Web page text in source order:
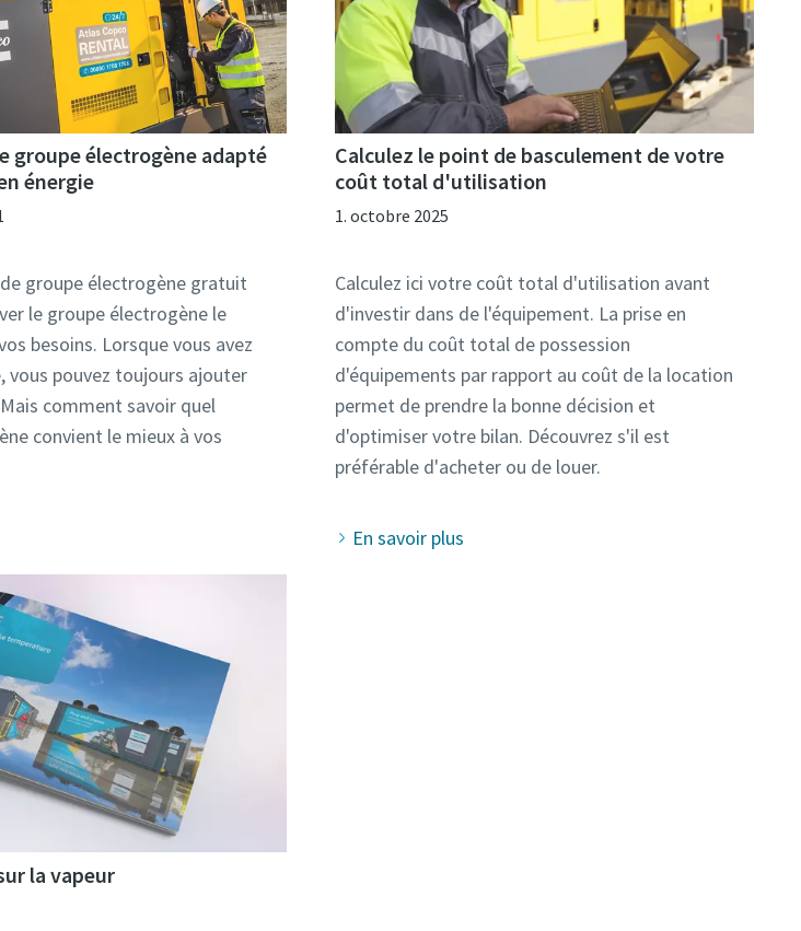
groupe électrogène adapté
énergie
groupe électrogène gratuit
le groupe électrogène le
besoins. Lorsque vous avez
vous pouvez toujours ajouter
comment savoir quel
convient le mieux à vos
Calculez le point de basculement de votre
coût total d'utilisation
1. octobre 2025
Calculez ici votre coût total d'utilisation avant
d'investir dans de l'équipement. La prise en
compte du coût total de possession
d'équipements par rapport au coût de la location
permet de prendre la bonne décision et
d'optimiser votre bilan. Découvrez s'il est
En savoir plus
la vapeur